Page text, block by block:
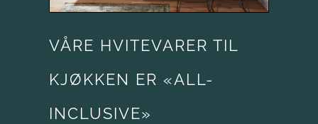
VÅRE HVITEVARER TIL
KJØKKEN ER «ALL-
INCLUSIVE»